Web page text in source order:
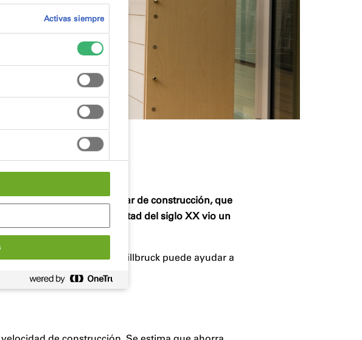
tiempo un método popular de construcción, que
En la segunda mitad del siglo XX vio un
de madera y cómo illbruck puede ayudar a
Activas siempre